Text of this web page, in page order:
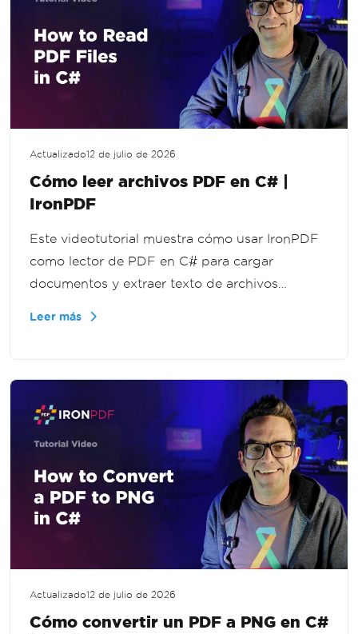
Actualizado12 de julio de 2026
Cómo leer archivos PDF en C# |
IronPDF
Este videotutorial muestra cómo usar IronPDF
como lector de PDF en C# para cargar
documentos y extraer texto de archivos
Leer más
Actualizado12 de julio de 2026
Cómo convertir un PDF a PNG en C#